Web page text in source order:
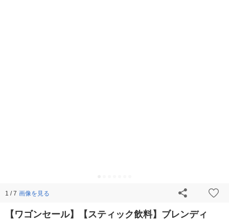
1 / 7 画像を見る
【ワゴンセール】【スティック飲料】ブレンディ